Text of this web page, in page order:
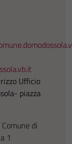
Ufficio
piazza
di
1